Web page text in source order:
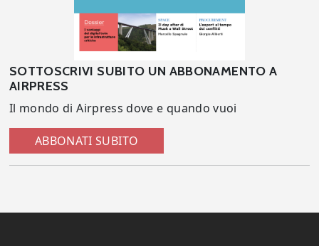
SOTTOSCRIVI SUBITO UN ABBONAMENTO A
AIRPRESS
Il mondo di Airpress dove e quando vuoi
ABBONATI SUBITO